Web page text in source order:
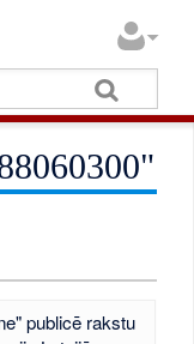
publicē rakstu